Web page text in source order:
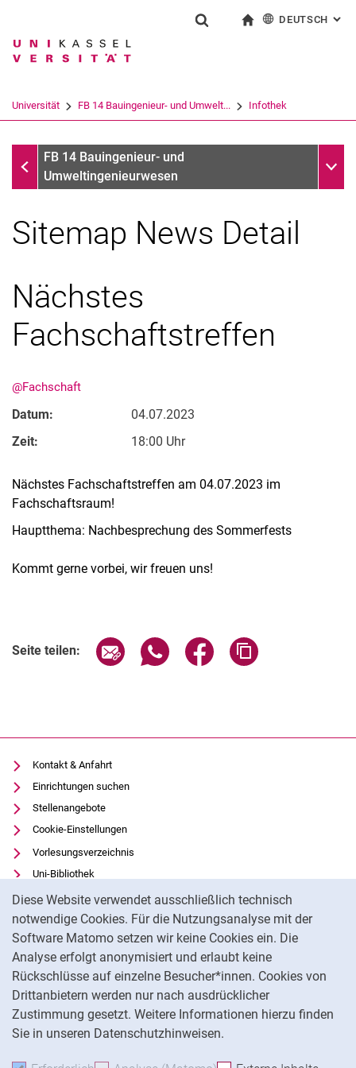
Springe direkt zu: Inhalt
Springe direkt zu: Suche
Springe direkt zu:
Diese Website verwendet ausschließlich technisch
notwendige Cookies. Für die Nutzungsanalyse mit der
Software Matomo setzen wir keine Cookies ein. Die
Analyse erfolgt anonymisiert und erlaubt keine
Rückschlüsse auf einzelne Besucher*innen. Cookies von
Drittanbietern werden nur nach ausdrücklicher
Zustimmung gesetzt. Weitere Informationen hierzu finden
Sie in unseren Datenschutzhinweisen.
Suchbegriff
Suchen (öffnet externen Link in einem
DEUTSCH :
Universität FB 14 Bauingenieur- und Umwelt... Infothek
InfothekFB 14 Bauingenieur- und
Umweltingenieurwesen
Alle Meldungen
Meldungen: Stu­di­um
Suche
Sitemap News Detail
Nächstes
Fachschaftstreffen
@Fachschaft
Datum:
04.07.2023
Zeit:
18:00 Uhr
Nächstes Fachschaftstreffen am 04.07.2023 im
Fachschaftsraum!
Hauptthema: Nachbesprechung des Sommerfests
Kommt gerne vorbei, wir freuen uns!
Seite teilen: Seite über E-Mail teilen
Seite über WhatsApp teilen
Seite über Facebook
Kontakt & Anfahrt
Einrichtungen suchen
Stellenangebote
Cookie-Einstellungen
Vorlesungsverzeichnis
Uni-Bibliothek
Moodle
Panopto
Datenschutz
Barrierefreiheit
Transparenter KI-Einsatz